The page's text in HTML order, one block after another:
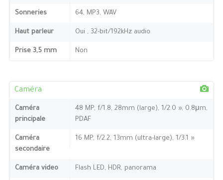
Sonneries 64, MP3, WAV
Haut parleur Oui , 32-bit/192kHz audio
Prise 3,5 mm Non
Caméra
Caméra
principale
48 MP, f/1.8, 28mm (large), 1/2.0 », 0.8μm,
PDAF
Caméra
secondaire
16 MP, f/2.2, 13mm (ultra-large), 1/3.1 »
Caméra video Flash LED, HDR, panorama